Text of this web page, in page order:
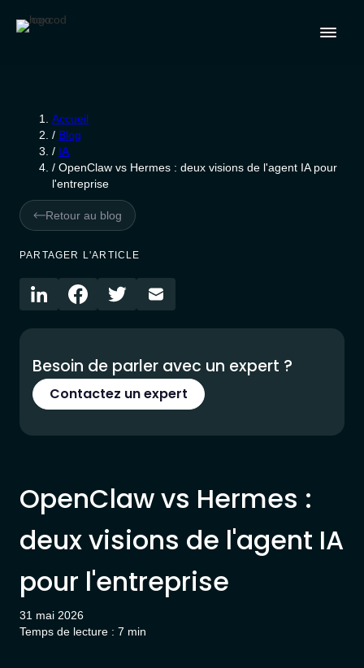
Accueil
/ Blog
/ IA
/ OpenClaw vs Hermes : deux visions de l'agent IA pour
l'entreprise
Retour au blog
PARTAGER L'ARTICLE
Besoin de parler avec un expert ?
Contactez un expert
OpenClaw vs Hermes :
deux visions de l'agent IA
pour l'entreprise
31 mai 2026
Temps de lecture : 7 min